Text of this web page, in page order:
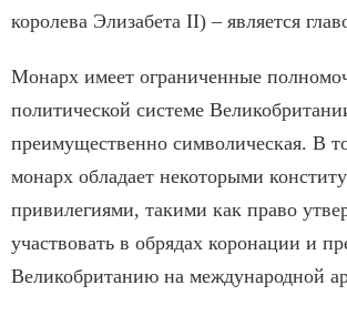
королева Элизабета II) – является
Монарх имеет ограниченные
политической системе
преимущественно символическая. В
монарх обладает некоторыми
привилегиями, такими как право
участвовать в обрядах коронации и
Великобританию на международной